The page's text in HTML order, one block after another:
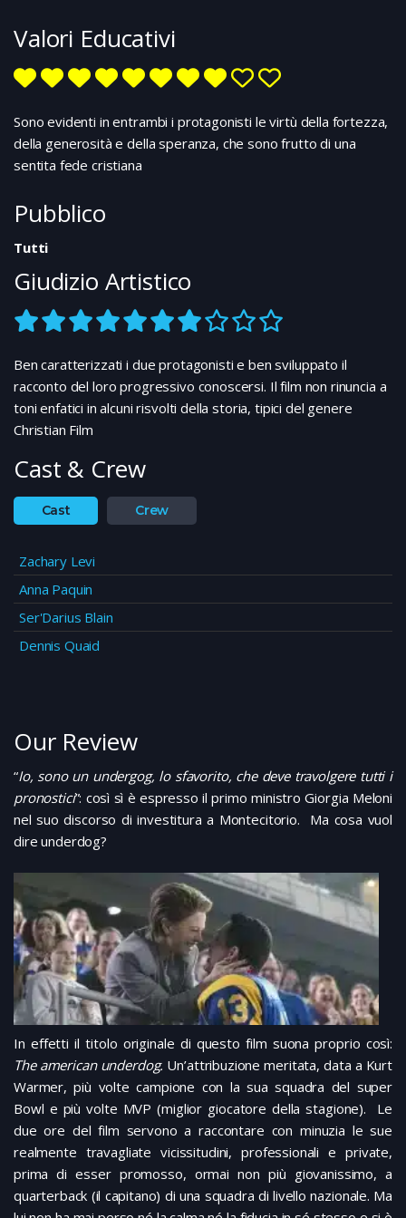
a girare per gli Stati Uniti,. Il successo però non arriva:
Bart sa che non potrà riacquistare la propria serenità
se non riuscirà a riconciliarsi con il padre. Decide quindi
di abbandonare temporaneamente il gruppo e di
Valori Educativi
Sono evidenti in entrambi i protagonisti le virtù della fortezza,
della generosità e della speranza, che sono frutto di una
sentita fede cristiana
Pubblico
Tutti
Giudizio Artistico
Ben caratterizzati i due protagonisti e ben sviluppato il
racconto del loro progressivo conoscersi. Il film non rinuncia a
toni enfatici in alcuni risvolti della storia, tipici del genere
Christian Film
Cast & Crew
Cast Crew
Zachary Levi
Anna Paquin
Ser'Darius Blain
Dennis Quaid
Our Review
“Io, sono un undergog, lo sfavorito, che deve travolgere tutti i
pronostici”: così sì è espresso il primo ministro Giorgia Meloni
nel suo discorso di investitura a Montecitorio. Ma cosa vuol
dire underdog?
In effetti il titolo originale di questo film suona proprio così:
The american underdog. Un’attribuzione meritata, data a Kurt
Warmer, più volte campione con la sua squadra del super
Bowl e più volte MVP (miglior giocatore della stagione). Le
due ore del film servono a raccontare con minuzia le sue
realmente travagliate vicissitudini, professionali e private,
prima di esser promosso, ormai non più giovanissimo, a
quarterback (il capitano) di una squadra di livello nazionale. Ma